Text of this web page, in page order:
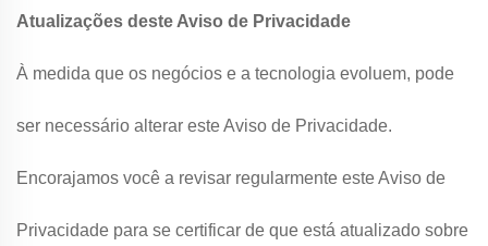
Atualizações deste Aviso de Privacidade
À medida que os negócios e a tecnologia evoluem, pode
ser necessário alterar este Aviso de Privacidade.
Encorajamos você a revisar regularmente este Aviso de
Privacidade para se certificar de que está atualizado sobre